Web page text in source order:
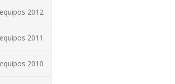
2012
2011
2010